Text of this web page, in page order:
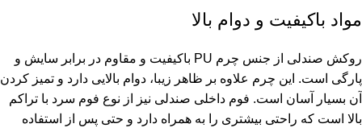
مواد باکیفیت و دوام بالا
روکش صندلی از جنس چرم PU باکیفیت و مقاوم در برابر سایش و
پارگی است. این چرم علاوه بر ظاهر زیبا، دوام بالایی دارد و تمیز کردن
آن بسیار آسان است. فوم داخلی صندلی نیز از نوع فوم سرد با تراکم
بالا است که راحتی بیشتری را به همراه دارد و حتی پس از استفاده